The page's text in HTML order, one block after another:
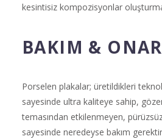
kesintisiz kompozisyonlar
BAKIM &
Porselen plakalar; üretildikleri
sayesinde ultra kaliteye sahip,
temasından etkilenmeyen,
sayesinde neredeyse bakım